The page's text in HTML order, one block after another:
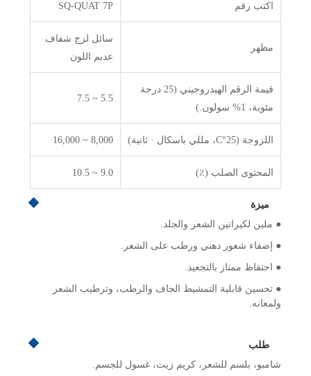
اكتب رقم SQ-QUAT 7P
مظهر
سائل لزج شفاف
عديم اللون
قيمة الرقم الهيدروجيني (25 درجة
مئوية، 1% سولون.)
5.5 ~ 7.5
اللزوجة (25°C، مللي باسكال · ثانية) 8,000 ~ 16,000
المحتوى الصلب (٪) 9.0 ~ 10.5
ميزة
● ملين لكيراتين الشعر والجلد.
● إضفاء شعور دهني ورطب على الشعر.
● احتفاظ ممتاز بالتجعيد.
● تحسين قابلية التمشيط الجاف والرطب، وترطيب الشعر
ولمعانه.
طلب
شامبو، بلسم للشعر، كريم زيت، غسول للجسم.